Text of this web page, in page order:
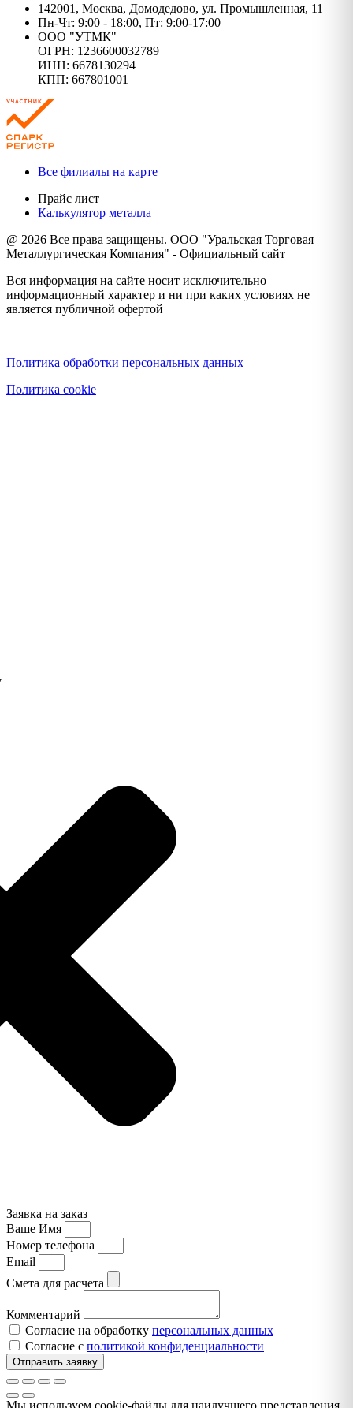
142001, Москва, Домодедово, ул. Промышленная, 11
Пн-Чт: 9:00 - 18:00, Пт: 9:00-17:00
ООО "УТМК"
ОГРН: 1236600032789
ИНН: 6678130294
КПП: 667801001
Все филиалы на карте
Прайс лист
Калькулятор металла
@ 2026 Все права защищены. ООО "Уральская Торговая
Металлургическая Компания" - Официальный сайт
Вся информация на сайте носит исключительно
информационный характер и ни при каких условиях не
является публичной офертой
Политика обработки персональных данных
Политика cookie
Заявка на заказ
Ваше Имя
Номер телефона
Email
Смета для расчета
Комментарий
Согласие на обработку персональных данных
Согласие с политикой конфиденциальности
Отправить заявку